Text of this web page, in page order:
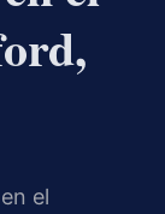
el